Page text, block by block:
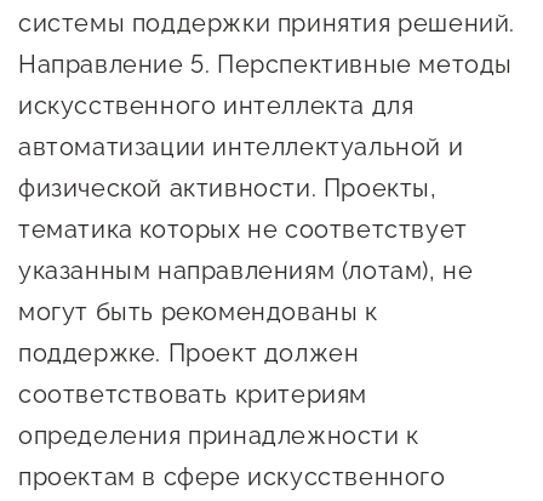
Онлайн-витрина
Истории успеха
программ и молодежного
О центре
Календарь
мероприятий для
Поддержка центра
Истории успеха
Центр инноваций
социальной сферы
Поддержка центра
Календарь
мероприятий для
предпринимателей
Истории успеха
Проекты
Оказание услуг в
Центр финансовой
О центре
Проекты
Поддержка центра
Истории успеха
Центр инновационно-
технологического и
креативного
предпринимательства
О центре
системы поддержки принятия решений.
Направление 5. Перспективные методы
искусственного интеллекта для
автоматизации интеллектуальной и
физической активности. Проекты,
тематика которых не соответствует
указанным направлениям (лотам), не
могут быть рекомендованы к
поддержке. Проект должен
соответствовать критериям
определения принадлежности к
проектам в сфере искусственного